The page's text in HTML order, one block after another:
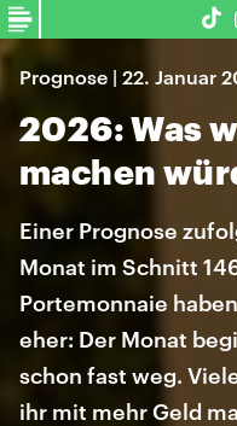
Prognose | 22. Januar
2026: Was
machen
Einer Prognose
Monat im Schnitt
Portemonnaie
eher: Der Monat
schon fast weg.
ihr mit mehr Geld